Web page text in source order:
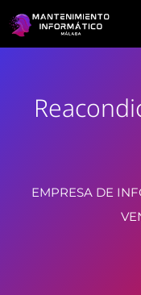
EMPRESA DE